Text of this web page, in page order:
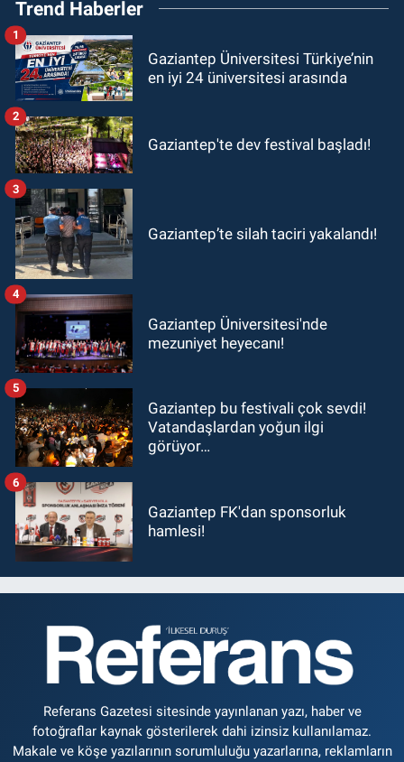
Trend Haberler
Gaziantep Üniversitesi Türkiye’nin
en iyi 24 üniversitesi arasında
1
Gaziantep'te dev festival başladı!
2
Gaziantep’te silah taciri yakalandı!
3
Gaziantep Üniversitesi'nde
mezuniyet heyecanı!
4
Gaziantep bu festivali çok sevdi!
Vatandaşlardan yoğun ilgi
görüyor…
5
Gaziantep FK'dan sponsorluk
hamlesi!
6
Referans Gazetesi sitesinde yayınlanan yazı, haber ve
fotoğraflar kaynak gösterilerek dahi izinsiz kullanılamaz.
Makale ve köşe yazılarının sorumluluğu yazarlarına, reklamların